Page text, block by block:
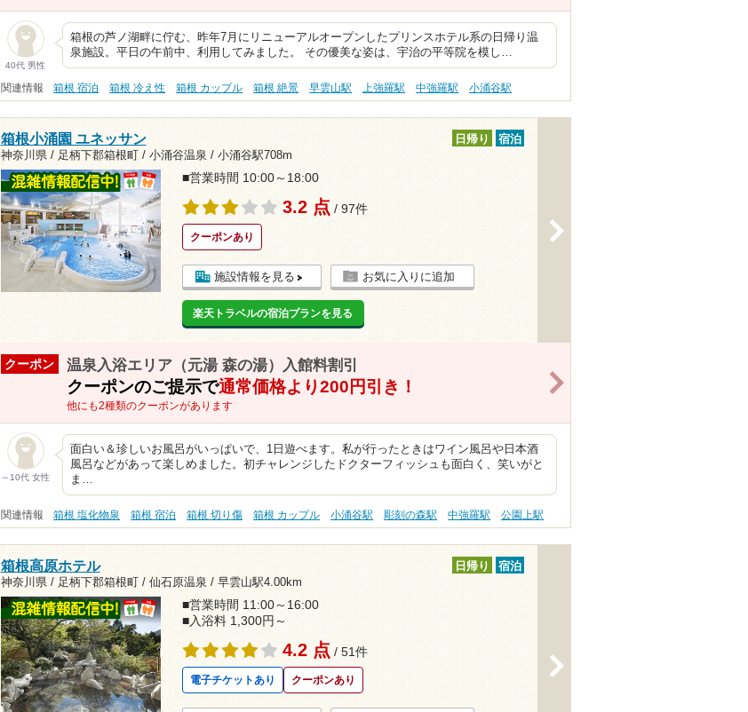
40代 男性
箱根の芦ノ湖畔に佇む、昨年7月にリニューアルオープンしたプリンスホテル系の日帰り温
泉施設。平日の午前中、利用してみました。 その優美な姿は、宇治の平等院を模し…
関連情報 箱根 宿泊 箱根 冷え性 箱根 カップル 箱根 絶景 早雲山駅 上強羅駅 中強羅駅 小涌谷駅
箱根小涌園 ユネッサン
神奈川県 / 足柄下郡箱根町 / 小涌谷温泉 / 小涌谷駅708m
日帰り 宿泊
■営業時間 10:00～18:00
3.2 点 / 97件
クーポンあり
施設情報を見る お気に入りに追加
楽天トラベルの宿泊プランを見る
クーポン 温泉入浴エリア（元湯 森の湯）入館料割引
クーポンのご提示で通常価格より200円引き！
他にも2種類のクーポンがあります
～10代 女性
面白い＆珍しいお風呂がいっぱいで、1日遊べます。私が行ったときはワイン風呂や日本酒
風呂などがあって楽しめました。初チャレンジしたドクターフィッシュも面白く、笑いがと
ま…
関連情報 箱根 塩化物泉 箱根 宿泊 箱根 切り傷 箱根 カップル 小涌谷駅 彫刻の森駅 中強羅駅 公園上駅
箱根高原ホテル
神奈川県 / 足柄下郡箱根町 / 仙石原温泉 / 早雲山駅4.00km
日帰り 宿泊
■営業時間 11:00～16:00
■入浴料 1,300円～
4.2 点 / 51件
電子チケットあり クーポンあり